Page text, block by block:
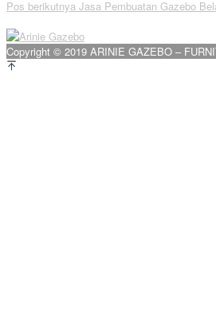
pos
Pos berikutnya Jasa Pembuatan Gazebo
Copyright © 2019 ARINIE GAZEBO –